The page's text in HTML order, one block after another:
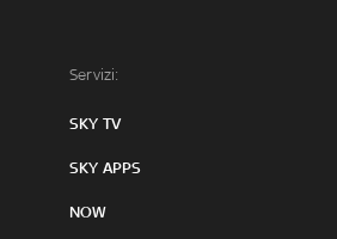
Servizi:
SKY TV
SKY APPS
NOW